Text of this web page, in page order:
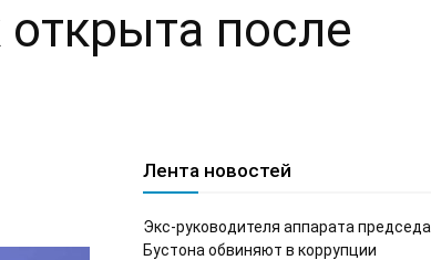
после
Лента новостей
Экс-руководителя аппарата
Бустона обвиняют в коррупции